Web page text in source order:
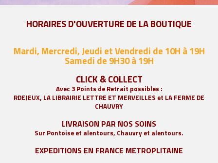
HORAIRES D'OUVERTURE DE LA BOUTIQUE
Mardi, Mercredi, Jeudi et Vendredi de 10H à 19H
Samedi de 9H30 à 19H
CLICK & COLLECT
Avec 3 Points de Retrait possibles :
RDEJEUX, LA LIBRAIRIE LETTRE ET MERVEILLES et LA FERME DE
CHAUVRY
LIVRAISON PAR NOS SOINS
Sur Pontoise et alentours, Chauvry et alentours.
EXPEDITIONS EN FRANCE METROPLITAINE